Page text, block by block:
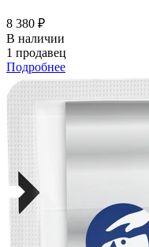
8 380 ₽
В наличии
1 продавец
Подробнее